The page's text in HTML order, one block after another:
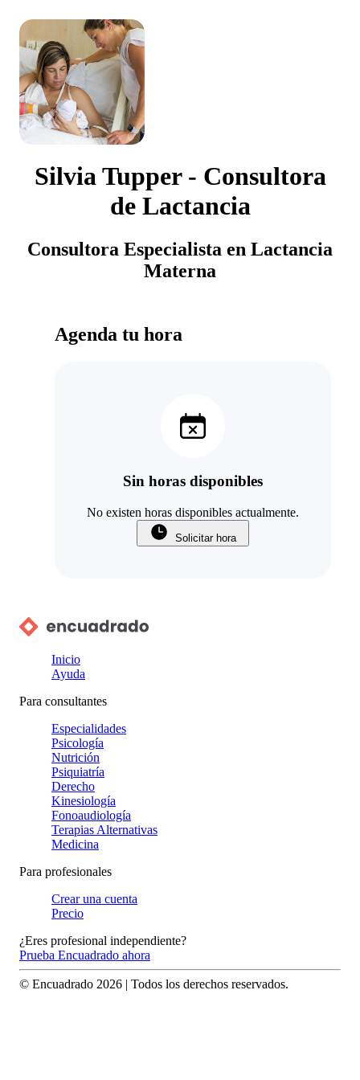
Silvia Tupper - Consultora
de Lactancia
Consultora Especialista en Lactancia
Materna
Agenda tu hora
Sin horas disponibles
No existen horas disponibles actualmente.
Solicitar hora
Inicio
Ayuda
Para consultantes
Especialidades
Psicología
Nutrición
Psiquiatría
Derecho
Kinesiología
Fonoaudiología
Terapias Alternativas
Medicina
Para profesionales
Crear una cuenta
Precio
¿Eres profesional independiente?
Prueba Encuadrado ahora
© Encuadrado 2026 | Todos los derechos reservados.